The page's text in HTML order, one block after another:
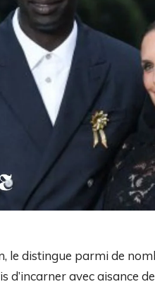
le distingue parmi de
avec aisance